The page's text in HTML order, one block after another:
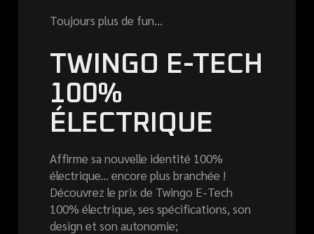
Toujours plus de fun...
TWINGO E-TECH
100%
ÉLECTRIQUE
Affirme sa nouvelle identité 100%
électrique... encore plus branchée !
Découvrez le prix de Twingo E-Tech
100% électrique, ses spécifications, son
design et son autonomie;